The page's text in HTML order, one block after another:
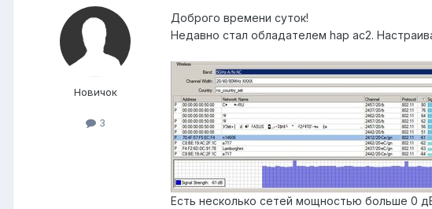
Новичок
3
Доброго времени суток!
Недавно стал обладателем hap ac2.
Есть несколько сетей мощностью больше 0